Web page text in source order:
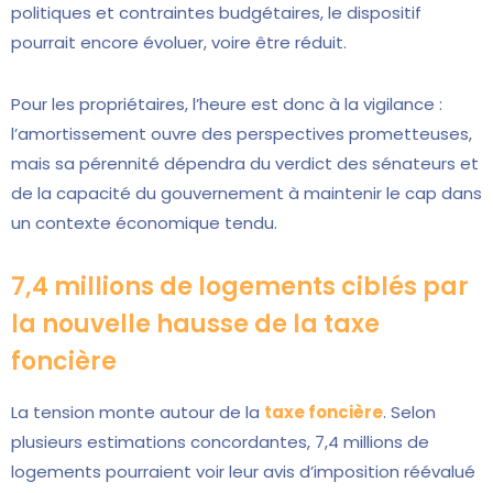
politiques et contraintes budgétaires, le dispositif
pourrait encore évoluer, voire être réduit.
Pour les propriétaires, l’heure est donc à la vigilance :
l’amortissement ouvre des perspectives prometteuses,
mais sa pérennité dépendra du verdict des sénateurs et
de la capacité du gouvernement à maintenir le cap dans
un contexte économique tendu.
7,4 millions de logements ciblés par
la nouvelle hausse de la taxe
foncière
La tension monte autour de la taxe foncière. Selon
plusieurs estimations concordantes, 7,4 millions de
logements pourraient voir leur avis d’imposition réévalué